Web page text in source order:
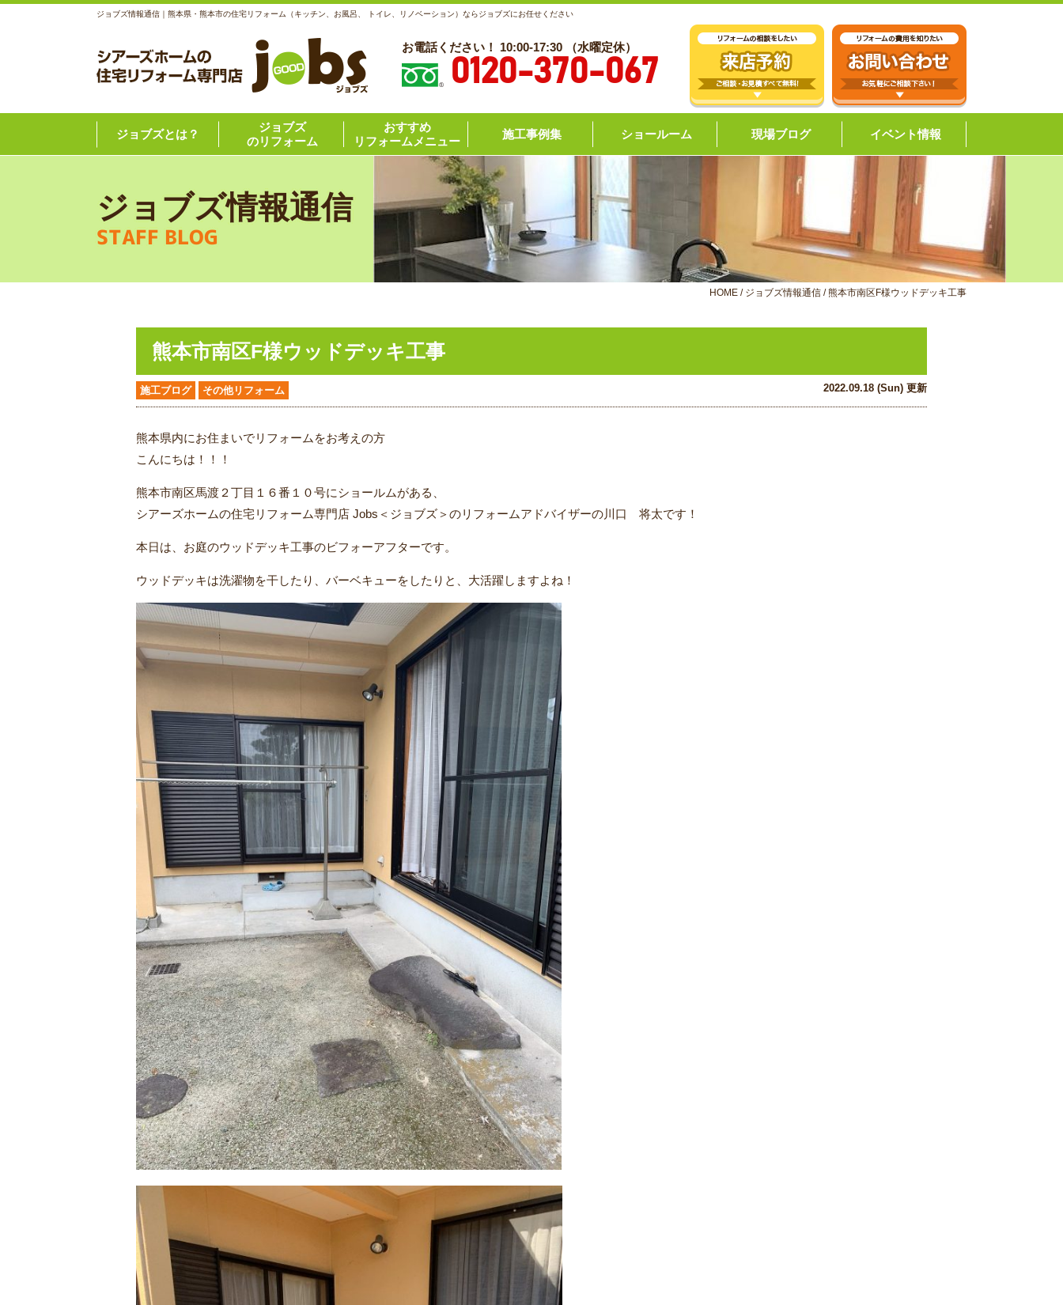
ジョブズ情報通信｜熊本県・熊本市の住宅リフォーム（キッチン、お風呂、 トイレ、リノベーション）ならジョブズにお任せください
お電話ください！ 10:00-17:30 （水曜定休）
0120-370-067
ジョブズとは？
ジョブズ
のリフォーム
おすすめ
リフォームメニュー
施工事例集 ショールーム 現場ブログ イベント情報
ジョブズ情報通信
STAFF BLOG
HOME / ジョブズ情報通信 /熊本市南区F様ウッドデッキ工事
熊本市南区F様ウッドデッキ工事
施工ブログ その他リフォーム 2022.09.18 (Sun) 更新
熊本県内にお住まいでリフォームをお考えの方
こんにちは！！！
熊本市南区馬渡２丁目１６番１０号にショールムがある、
シアーズホームの住宅リフォーム専門店 Jobs＜ジョブズ＞のリフォームアドバイザーの川口 将太です！
本日は、お庭のウッドデッキ工事のビフォーアフターです。
ウッドデッキは洗濯物を干したり、バーベキューをしたりと、大活躍しますよね！